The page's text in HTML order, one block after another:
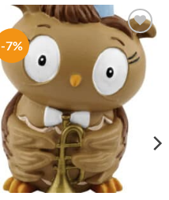
-7%
Auf die
Wunschliste